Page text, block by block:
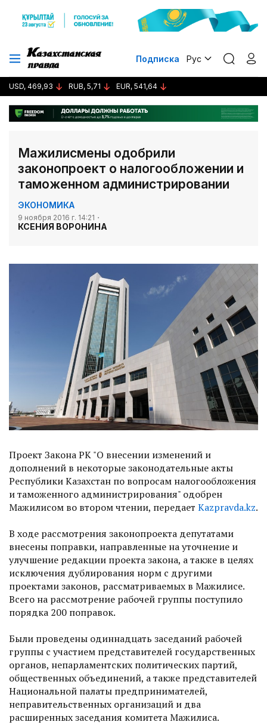
Подписка Рус
USD, 469,93 RUB, 5,71 EUR, 541,64
Мажилисмены одобрили
законопроект о налогообложении и
таможенном администрировании
ЭКОНОМИКА
9 ноября 2016 г. 14:21
КСЕНИЯ ВОРОНИНА
Проект Закона РК "О внесении изменений и
дополнений в некоторые законодательные акты
Республики Казахстан по вопросам налогообложения
и таможенного администрирования" одобрен
Мажилисом во втором чтении, передает Kazpravda.kz.
В ходе рассмотрения законопроекта депутатами
внесены поправки, направленные на уточнение и
улучшение редакции проекта закона, а также в целях
исключения дублирования норм с другими
проектами законов, рассматриваемых в Мажилисе.
Всего на рассмотрение рабочей группы поступило
порядка 200 поправок.
Были проведены одиннадцать заседаний рабочей
группы с участием представителей государственных
органов, непарламентских политических партий,
общественных объединений, а также представителей
Национальной палаты предпринимателей,
неправительственных организаций и два
расширенных заседания комитета Мажилиса.